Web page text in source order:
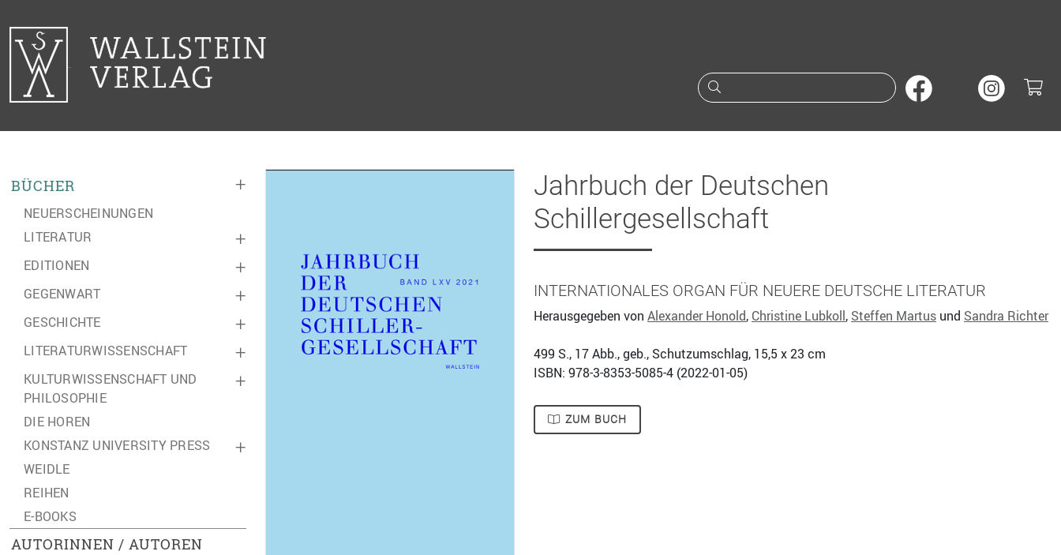
Suche nach Büchern oder
+
BÜCHER
NEUERSCHEINUNGEN
+
LITERATUR
+
EDITIONEN
+
GEGENWART
+
GESCHICHTE
+
LITERATURWISSENSCHAFT
+
KULTURWISSENSCHAFT UND
PHILOSOPHIE
DIE HOREN
+
KONSTANZ UNIVERSITY PRESS
WEIDLE
REIHEN
E-BOOKS
AUTORINNEN / AUTOREN
Jahrbuch der Deutschen
Schillergesellschaft
INTERNATIONALES ORGAN FÜR NEUERE DEUTSCHE LITERATUR
Herausgegeben von Alexander Honold, Christine Lubkoll, Steffen Martus und Sandra Richter
499 S., 17 Abb., geb., Schutzumschlag, 15,5 x 23 cm
ISBN: 978-3-8353-5085-4 (2022-01-05)
ZUM BUCH